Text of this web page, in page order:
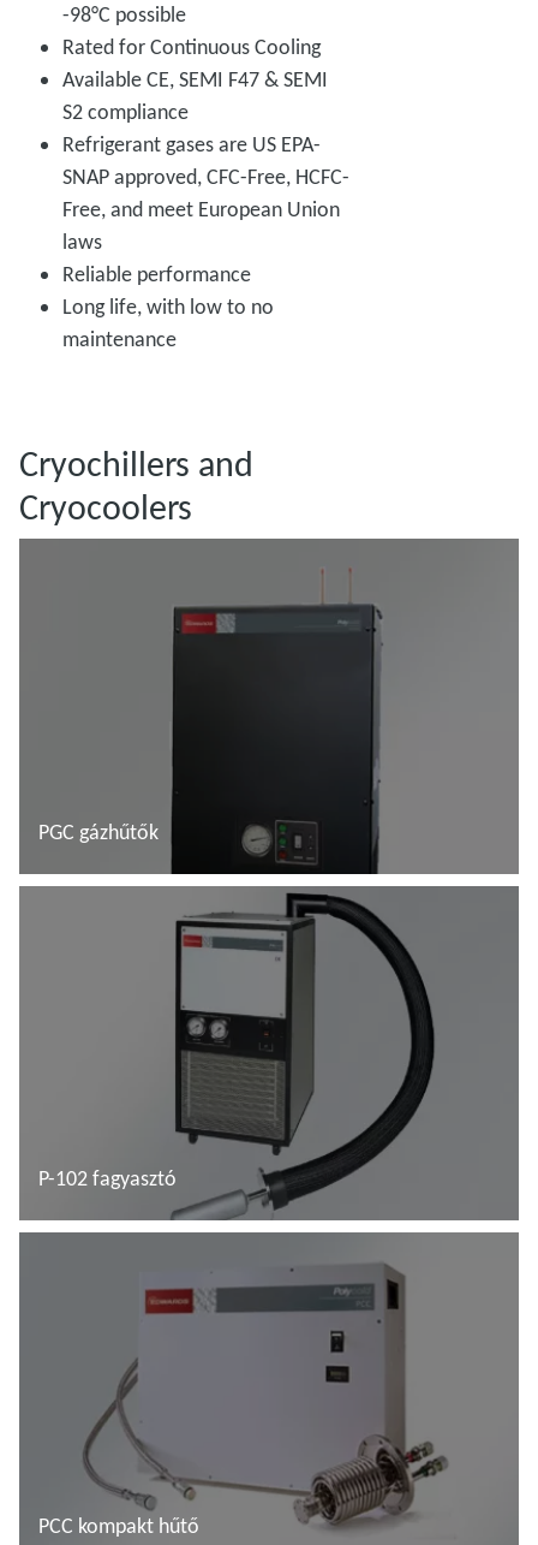
-98°C possible
Rated for Continuous Cooling
Available CE, SEMI F47 & SEMI
S2 compliance
Refrigerant gases are US EPA-
SNAP approved, CFC-Free, HCFC-
Free, and meet European Union
laws
Reliable performance
Long life, with low to no
maintenance
Cryochillers and
Cryocoolers
PGC gázhűtők
P-102 fagyasztó
PCC kompakt hűtő